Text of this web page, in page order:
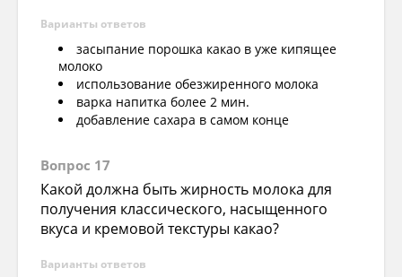
Варианты ответов
засыпание порошка какао в уже кипящее
молоко
использование обезжиренного молока
варка напитка более 2 мин.
добавление сахара в самом конце
Вопрос 17
Какой должна быть жирность молока для
получения классического, насыщенного
вкуса и кремовой текстуры какао?
Варианты ответов